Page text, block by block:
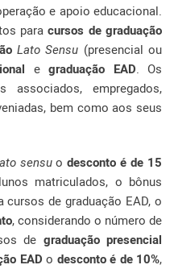
e apoio educacional.
paracursos de graduação
Lato Sensu (presencial ou
egraduação EAD. Os
empregados,
bem como aos seus
sensuodesconto é de 15
matriculados, o bônus
cursos de graduação EAD, o
, considerando o número de
de graduação presencial
EAD o desconto é de 10%,